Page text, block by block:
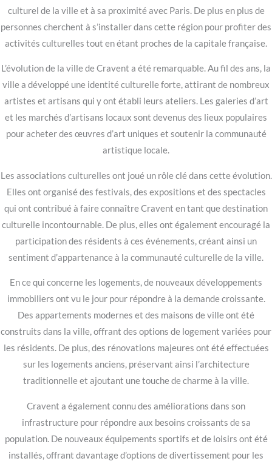
culturel de la ville et à sa proximité avec Paris. De plus en plus de
personnes cherchent à s’installer dans cette région pour profiter des
activités culturelles tout en étant proches de la capitale française.
L’évolution de la ville de Cravent a été remarquable. Au fil des ans, la
ville a développé une identité culturelle forte, attirant de nombreux
artistes et artisans qui y ont établi leurs ateliers. Les galeries d’art
et les marchés d’artisans locaux sont devenus des lieux populaires
pour acheter des œuvres d’art uniques et soutenir la communauté
artistique locale.
Les associations culturelles ont joué un rôle clé dans cette évolution.
Elles ont organisé des festivals, des expositions et des spectacles
qui ont contribué à faire connaître Cravent en tant que destination
culturelle incontournable. De plus, elles ont également encouragé la
participation des résidents à ces événements, créant ainsi un
sentiment d’appartenance à la communauté culturelle de la ville.
En ce qui concerne les logements, de nouveaux développements
immobiliers ont vu le jour pour répondre à la demande croissante.
Des appartements modernes et des maisons de ville ont été
construits dans la ville, offrant des options de logement variées pour
les résidents. De plus, des rénovations majeures ont été effectuées
sur les logements anciens, préservant ainsi l’architecture
traditionnelle et ajoutant une touche de charme à la ville.
Cravent a également connu des améliorations dans son
infrastructure pour répondre aux besoins croissants de sa
population. De nouveaux équipements sportifs et de loisirs ont été
installés, offrant davantage d’options de divertissement pour les